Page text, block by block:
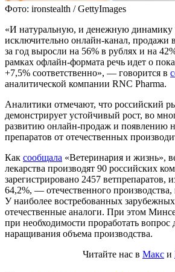
Фото: ironstealth / GettyImages
«И натуральную, и денежную динамику
исключительно онлайн-канал, продажи
за год выросли на 56% в рублях и на
рамках офлайн-формата речь идет о
+7,5% соответственно», — говорится в
аналитической компании RNC Pharma.
Аналитики отмечают, что российский
демонстрирует устойчивый рост, во
развитию онлайн-продаж и появлению
препаратов от отечественных
Как сообщала «Ветеринария и жизнь»,
лекарства производят 90 российских
зарегистрировано 2457 ветпрепаратов,
64,2%, — отечественного
У наиболее востребованных
отечественные аналоги. При этом
при необходимости проработать вопрос
наращивания объема производства.
Читайте нас в Макс и